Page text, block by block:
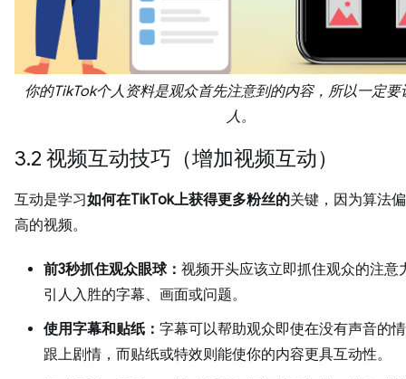
你的TikTok个人资料是观众首先注意到的内容，所以一定要
人。
3.2 视频互动技巧（增加视频互动）
互动是学习如何在TikTok上获得更多粉丝的关键，因为算法
高的视频。
前3秒抓住观众眼球： 视频开头应该立即抓住观众的注意
引人入胜的字幕、画面或问题。
使用字幕和贴纸： 字幕可以帮助观众即使在没有声音的
跟上剧情，而贴纸或特效则能使你的内容更具互动性。